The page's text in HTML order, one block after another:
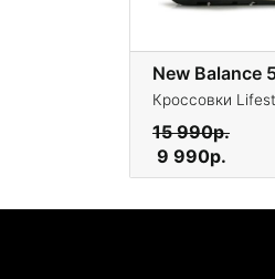
New Balance
Кроссовки
15 990р.
9 990р.